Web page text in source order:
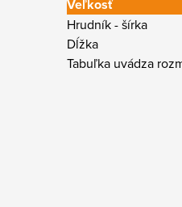
Veľkosť
Hrudník - šírka
Dĺžka
Tabuľka uvádza